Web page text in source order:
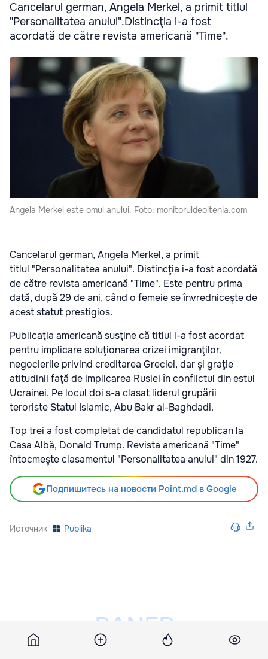
Cancelarul german, Angela Merkel, a primit titlul
"Personalitatea anului".Distincţia i-a fost
acordată de către revista americană "Time".
Angela Merkel este omul anului. Foto: monitoruldeoltenia.com
Cancelarul german, Angela Merkel, a primit
titlul "Personalitatea anului". Distincţia i-a fost acordată
de către revista americană "Time". Este pentru prima
dată, după 29 de ani, când o femeie se învredniceşte de
acest statut prestigios.
Publicaţia americană susţine că titlul i-a fost acordat
pentru implicare soluţionarea crizei imigranţilor,
negocierile privind creditarea Greciei, dar şi graţie
atitudinii faţă de implicarea Rusiei în conflictul din estul
Ucrainei. Pe locul doi s-a clasat liderul grupării
teroriste Statul Islamic, Abu Bakr al-Baghdadi.
Top trei a fost completat de candidatul republican la
Casa Albă, Donald Trump. Revista americană "Time"
întocmeşte clasamentul "Personalitatea anului" din 1927.
Подпишитесь на новости Point.md в Google
Источник Publika